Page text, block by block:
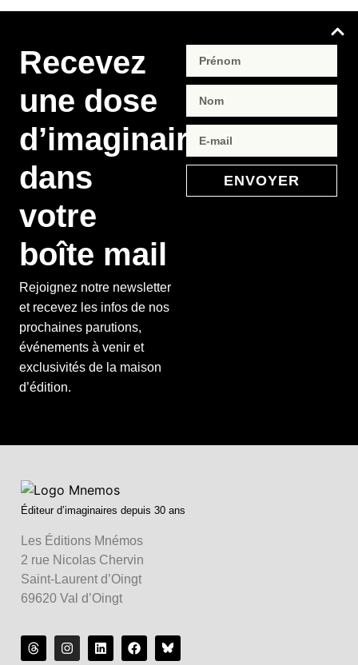
Recevez
une dose
d’imaginaire
dans
votre
boîte mail
Rejoignez notre newsletter
et recevez les infos de nos
prochaines parutions,
événements à venir et
exclusivités de la maison
d’édition.
ENVOYER
Éditeur d’imaginaires depuis 30 ans
Les Éditions Mnémos
2 rue Nicolas Chervin
Saint-Laurent d’Oingt
69620 Val d’Oingt